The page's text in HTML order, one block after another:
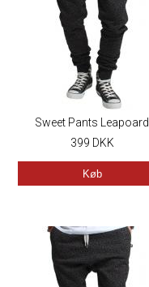
Sweet Pants Leapoard
399 DKK
Køb